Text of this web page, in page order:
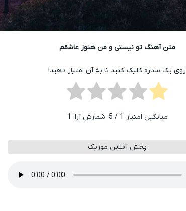
متن آهنگ تو نیستی و من هنوز عاشقم
روی یک ستاره کلیک کنید تا به آن امتیاز دهید!
میانگین امتیاز 1 / 5. شمارش آرا: 1
پخش آنلاین موزیک